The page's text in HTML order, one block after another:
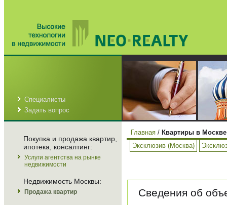
Специалисты
Задать вопрос
Покупка и продажа квартир,
ипотека, консалтинг:
Услуги агентства на рынке
недвижимости
Недвижимость Москвы:
Продажа квартир
Главная / Квартиры в
Эксклюзив (Москва)
Сведения об